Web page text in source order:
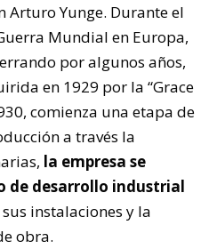
Arturo Yunge. Durante el
Mundial en Europa,
por algunos años,
en 1929 por la “Grace
comienza una etapa de
a través la
la empresa se
de desarrollo industrial
instalaciones y la
obra.